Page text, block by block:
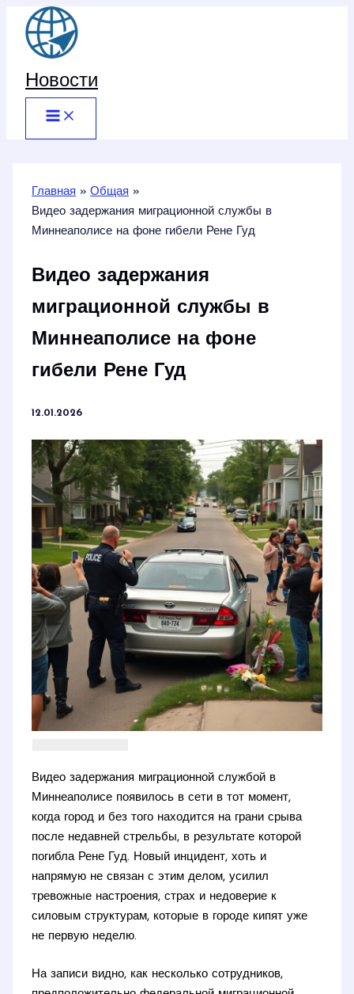
Перейти
содержимому
Новости
Главная
Общая
Видео задержания миграционной службы в
Миннеаполисе на фоне гибели Рене Гуд
Видео задержания
миграционной службы в
Миннеаполисе на фоне
гибели Рене Гуд
12.01.2026
Видео задержания миграционной службой в
Миннеаполисе появилось в сети в тот момент,
когда город и без того находится на грани срыва
после недавней стрельбы, в результате которой
погибла Рене Гуд. Новый инцидент, хоть и
напрямую не связан с этим делом, усилил
тревожные настроения, страх и недоверие к
силовым структурам, которые в городе кипят уже
не первую неделю.
На записи видно, как несколько сотрудников,